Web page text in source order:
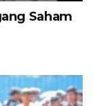
Saham